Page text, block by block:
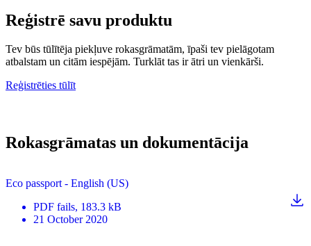
Reģistrē savu produktu
Tev būs tūlītēja piekļuve rokasgrāmatām, īpaši tev pielāgotam
atbalstam un citām iespējām. Turklāt tas ir ātri un vienkārši.
Reģistrēties tūlīt
Rokasgrāmatas un dokumentācija
Eco passport - English (US)
PDF fails, 183.3 kB
21 October 2020